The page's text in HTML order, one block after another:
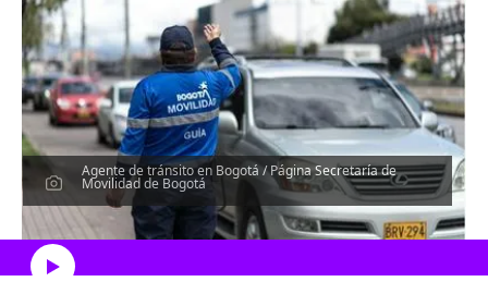
Agente de tránsito en Bogotá / Página Secretaría de
Movilidad de Bogotá
Escucha el artículo